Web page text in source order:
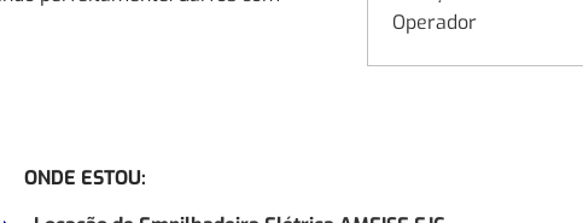
Operador
ONDE ESTOU: